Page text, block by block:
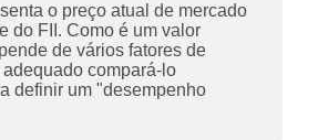
o preço atual de mercado
do FII. Como é um valor
de vários fatores de
compará-lo
definir um "desempenho